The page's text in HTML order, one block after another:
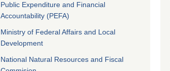
Public Expenditure and Financial
Accountability (PEFA)
Ministry of Federal Affairs and Local
Development
National Natural Resources and Fiscal